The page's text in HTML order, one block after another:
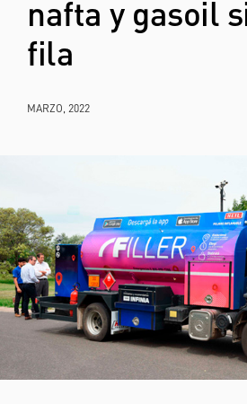
nafta y gasoil
fila
MARZO, 2022